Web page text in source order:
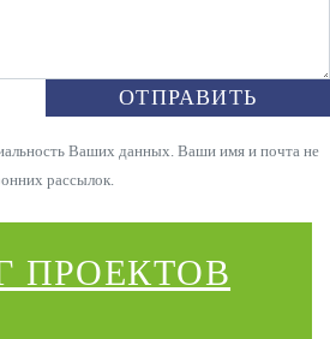
ОТПРАВИТЬ
Ваших данных. Ваши имя и почта не
рассылок.
ПРОЕКТОВ